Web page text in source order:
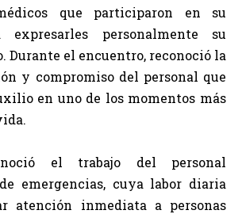
que participaron en su
expresarles personalmente su
Durante el encuentro, reconoció la
y compromiso del personal que
en uno de los momentos más
el trabajo del personal
emergencias, cuya labor diaria
atención inmediata a personas